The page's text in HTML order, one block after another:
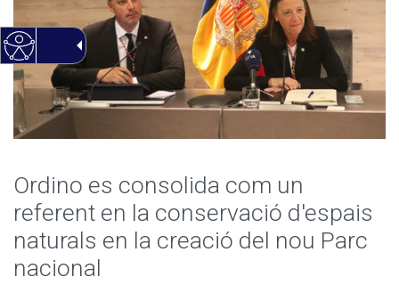
Ordino es consolida com un
referent en la conservació d'espais
naturals en la creació del nou Parc
nacional